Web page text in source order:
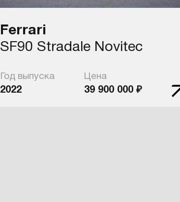
Ferrari
SF90 Stradale Novitec
Год выпуска
2022
Цена
39 900 000 ₽